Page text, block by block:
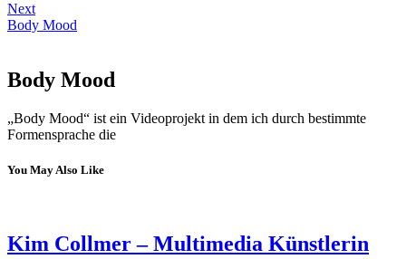
Next
Body Mood
Body Mood
„Body Mood“ ist ein Videoprojekt in dem ich durch bestimmte
Formensprache die
You May Also Like
Kim Collmer – Multimedia Künstlerin